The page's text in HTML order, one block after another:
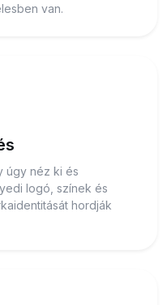
van.
úgy néz ki és
logó, színek és
hordják